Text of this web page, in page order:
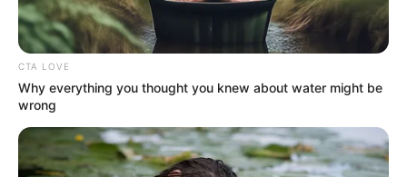
Παρασκευή, 2 Σεπτεμβρίου 2022, 15:39
Υγειονομικοί: Επιστολή-κόλαφος στην επέτειο των...
CTA LOVE
Why everything you thought you knew about water might be
wrong